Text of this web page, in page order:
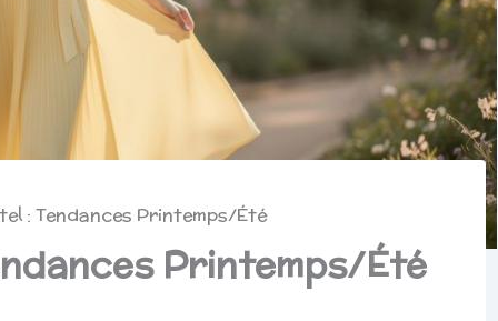
: Tendances Printemps/Été
Printemps/Été